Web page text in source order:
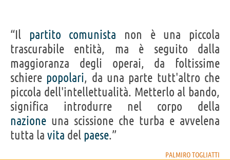
IDENTIKIT E DATI ANAGRAFICI
Nome
Palmiro Michele Nicola
Cognome Togliatti
Pseudonimo Palmiro Togliatti
Nato 26 marzo 1893
Morto 21 agosto 1964
Sesso maschile
Nazionalità italiana
Professione politico(leader storico del PCI),attivista (antifascista)
Segno zodiacale Ariete
Frasi, citazioni e aforismi di Palmiro Togliatti
10
“Il partito comunista non è una piccola
trascurabile entità, ma è seguito dalla
maggioranza degli operai, da foltissime
schiere popolari, da una parte tutt'altro che
piccola dell'intellettualità. Metterlo al bando,
significa introdurre nel corpo della
nazione una scissione che turba e avvelena
tutta la vita del paese.”
PALMIRO TOGLIATTI